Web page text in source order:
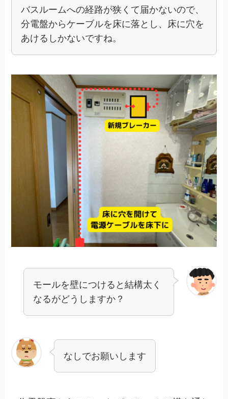
バスルームへの経路が狭くて届かないので、
分電盤からケーブルを床に落とし、床に穴を
あけるしかないですね。
モールを壁につけると結構太く
なるがどうしますか？
なしでお願いします